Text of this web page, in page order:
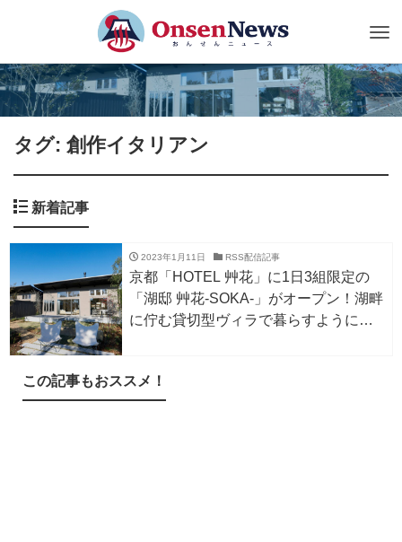
タグ: 創作イタリアン
新着記事
2023年1月11日 RSS配信記事
京都「HOTEL 艸花」に1日3組限定の
「湖邸 艸花-SOKA-」がオープン！湖畔
に佇む貸切型ヴィラで暮らすように泊
この記事もおススメ！